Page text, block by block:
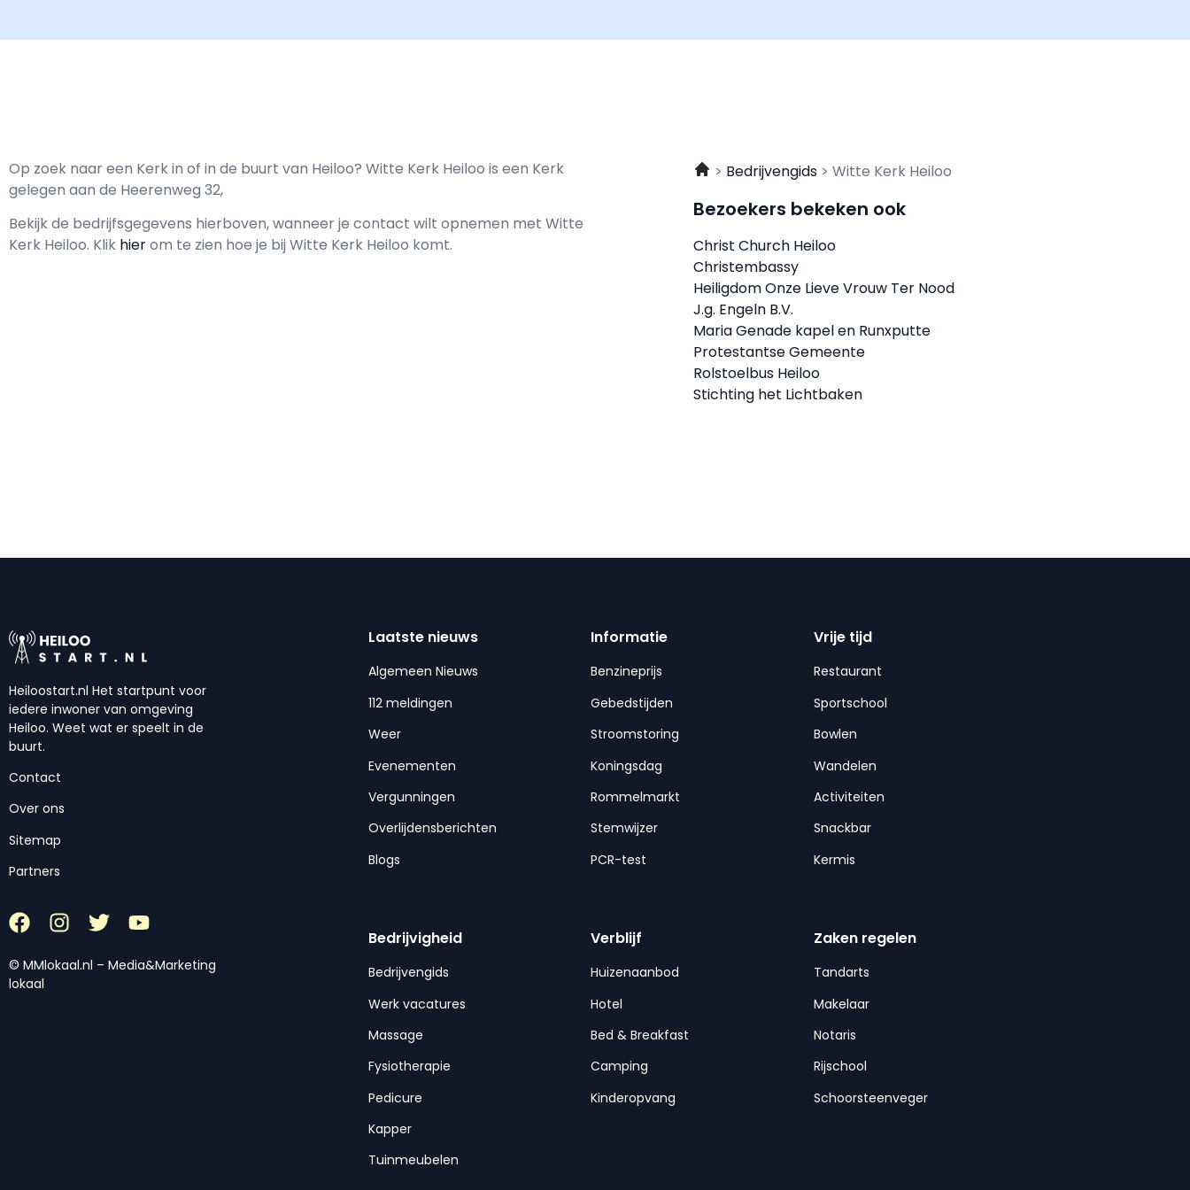
Op zoek naar een Kerk in of in de buurt van Heiloo? Witte Kerk Heiloo is een Kerk
gelegen aan de Heerenweg 32,
Bekijk de bedrijfsgegevens hierboven, wanneer je contact wilt opnemen met Witte
Kerk Heiloo. Klik hierom te zien hoe je bij Witte Kerk Heiloo komt.
Bedrijvengids Witte Kerk Heiloo
Bezoekers bekeken ook
Christ Church Heiloo
Christembassy
Heiligdom Onze Lieve Vrouw Ter Nood
J.g. Engeln B.V.
Maria Genade kapel en Runxputte
Protestantse Gemeente
Rolstoelbus Heiloo
Stichting het Lichtbaken
Heiloostart.nl Het startpunt voor
iedere inwoner van omgeving
Heiloo. Weet wat er speelt in de
buurt.
Contact
Over ons
Sitemap
Partners
© MMlokaal.nl – Media&Marketing
lokaal
Laatste nieuws
Algemeen Nieuws
112 meldingen
Weer
Evenementen
Vergunningen
Overlijdensberichten
Blogs
Informatie
Benzineprijs
Gebedstijden
Stroomstoring
Koningsdag
Rommelmarkt
Stemwijzer
PCR-test
Vrije tijd
Restaurant
Sportschool
Bowlen
Wandelen
Activiteiten
Snackbar
Kermis
Bedrijvigheid
Bedrijvengids
Werk vacatures
Massage
Fysiotherapie
Pedicure
Kapper
Tuinmeubelen
Verblijf
Huizenaanbod
Hotel
Bed & Breakfast
Camping
Kinderopvang
Zaken regelen
Tandarts
Makelaar
Notaris
Rijschool
Schoorsteenveger